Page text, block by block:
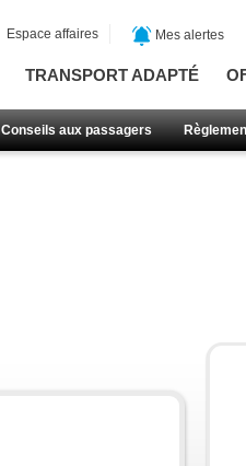
TRANSPORT ADAPTÉ
Conseils aux passagers
Espace affaires Mes alertes